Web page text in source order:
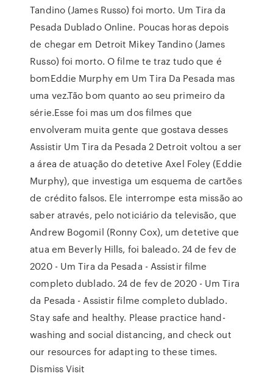
Tandino (James Russo) foi morto. Um Tira da
Pesada Dublado Online. Poucas horas depois
de chegar em Detroit Mikey Tandino (James
Russo) foi morto. O filme te traz tudo que é
bomEddie Murphy em Um Tira Da Pesada mas
uma vez.Tão bom quanto ao seu primeiro da
série.Esse foi mas um dos filmes que
envolveram muita gente que gostava desses
Assistir Um Tira da Pesada 2 Detroit voltou a ser
a área de atuação do detetive Axel Foley (Eddie
Murphy), que investiga um esquema de cartões
de crédito falsos. Ele interrompe esta missão ao
saber através, pelo noticiário da televisão, que
Andrew Bogomil (Ronny Cox), um detetive que
atua em Beverly Hills, foi baleado. 24 de fev de
2020 - Um Tira da Pesada - Assistir filme
completo dublado. 24 de fev de 2020 - Um Tira
da Pesada - Assistir filme completo dublado.
Stay safe and healthy. Please practice hand-
washing and social distancing, and check out
our resources for adapting to these times.
Dismiss Visit